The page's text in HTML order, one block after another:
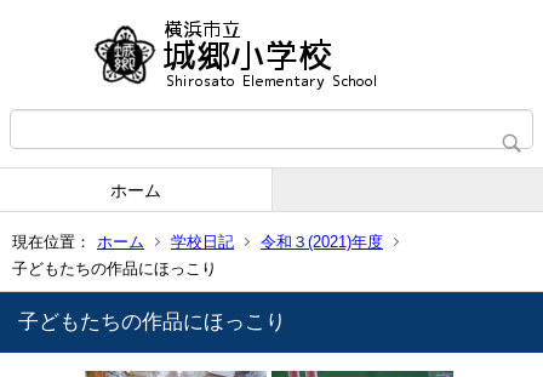
ホーム
現在位置： ホーム 学校日記
令和３(2021)年度
子どもたちの作品にほっこり
子どもたちの作品にほっこり